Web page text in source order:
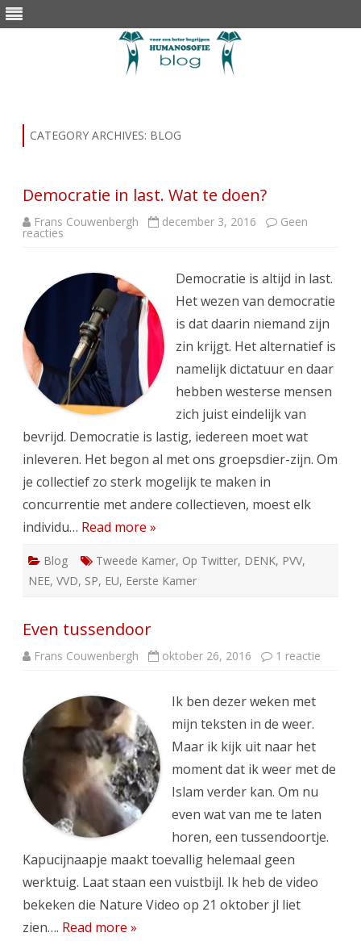
CATEGORY ARCHIVES: BLOG
Democratie in last. Wat te doen?
Frans Couwenbergh december 3, 2016 Geen
reacties
Wat
doen?
Democratie is altijd in last.
Het wezen van democratie
is dat daarin niemand zijn
zin krijgt. Het alternatief is
namelijk dictatuur en daar
hebben westerse mensen
zich juist eindelijk van
bevrijd. Democratie is lastig, iedereen moet wat
inleveren. Het begon al met ons groepsdier-zijn. Om
je collectief zo sterk mogelijk te maken in
concurrentie met andere collectieven, moest elk
individu… Read more »
Blog Tweede Kamer, Op Twitter, DENK, PVV,
NEE, VVD, SP, EU, Eerste Kamer
Even tussendoor
Frans Couwenbergh oktober 26, 2016 1 reactie
Ik ben dezer weken met
mijn teksten in de weer.
Maar ik kijk uit naar het
moment dat ik weer met de
Islam verder kan. Om nu
even wat van me te laten
horen, een tussendoortje.
Kapucijnaapje maakt toevallig helemaal geen
werktuig. Laat staan een vuistbijl. Ik heb de video
bekeken die Nature Video op 21 oktober jl liet
zien…. Read more »